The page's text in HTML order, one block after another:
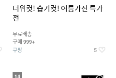
더위컷! 습기컷! 여름가전 특가
전
무료배송
구매 999+
쿠팡 5
14